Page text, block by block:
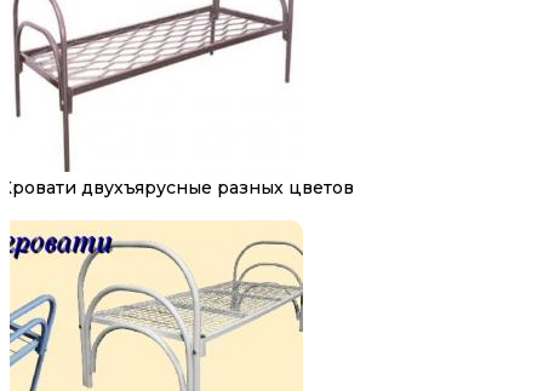
Кровати двухъярусные разных цветов